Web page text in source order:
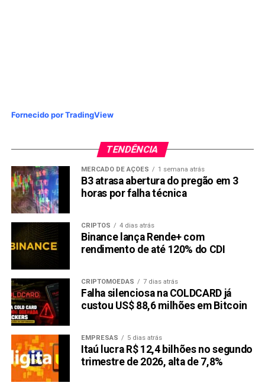
Fornecido por TradingView
TENDÊNCIA
MERCADO DE AÇÕES 1 semana atrás
B3 atrasa abertura do pregão em 3
horas por falha técnica
CRIPTOS 4 dias atrás
Binance lança Rende+ com
rendimento de até 120% do CDI
CRIPTOMOEDAS 7 dias atrás
Falha silenciosa na COLDCARD já
custou US$ 88,6 milhões em Bitcoin
EMPRESAS 5 dias atrás
Itaú lucra R$ 12,4 bilhões no segundo
trimestre de 2026, alta de 7,8%